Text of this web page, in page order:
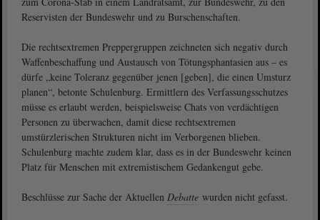
Reservisten der Bundeswehr und zu Burschenschaften.
Die rechtsextremen Preppergruppen zeichneten sich negativ durch
Waffenbeschaffung und Austausch von Tötungsphantasien aus – es
dürfe „keine Toleranz gegenüber jenen [geben], die einen Umsturz
planen“, betonte Schulenburg. Ermittlern des Verfassungsschutzes
müsse es erlaubt werden, beispielsweise Chats von verdächtigen
Personen zu überwachen, damit diese rechtsextremen
umstürzlerischen Strukturen nicht im Verborgenen blieben.
Schulenburg machte zudem klar, dass es in der Bundeswehr keinen
Platz für Menschen mit extremistischem Gedankengut gebe.
Beschlüsse zur Sache der Aktuellen Debatte wurden nicht gefasst.